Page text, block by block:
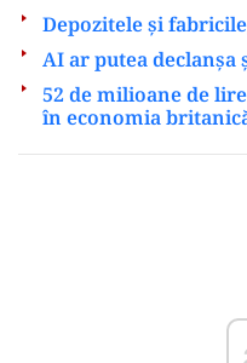
Depozitele și
AI ar putea declanșa
52 de milioane de
în economia